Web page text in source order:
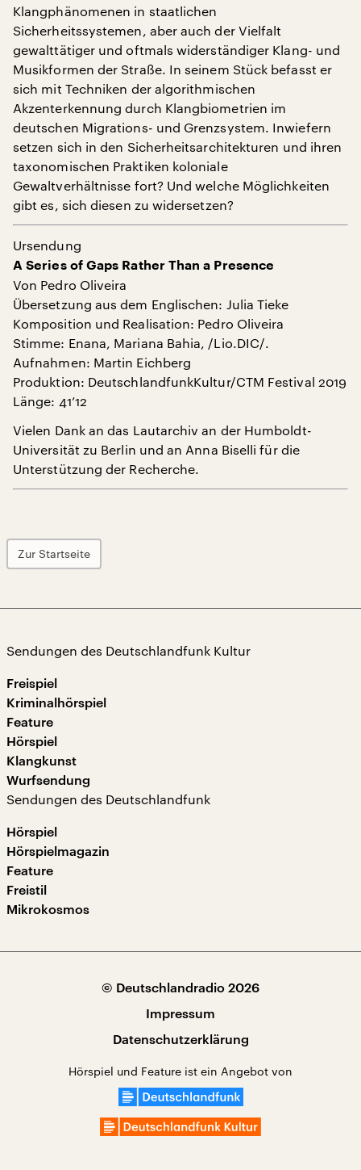
Klangphänomenen in staatlichen
Sicherheitssystemen, aber auch der Vielfalt
gewalttätiger und oftmals widerständiger Klang- und
Musikformen der Straße. In seinem Stück befasst er
sich mit Techniken der algorithmischen
Akzenterkennung durch Klangbiometrien im
deutschen Migrations- und Grenzsystem. Inwiefern
setzen sich in den Sicherheitsarchitekturen und ihren
taxonomischen Praktiken koloniale
Gewaltverhältnisse fort? Und welche Möglichkeiten
gibt es, sich diesen zu widersetzen?
Ursendung
A Series of Gaps Rather Than a Presence
Von Pedro Oliveira
Übersetzung aus dem Englischen: Julia Tieke
Komposition und Realisation: Pedro Oliveira
Stimme: Enana, Mariana Bahia, /Lio.DIC/.
Aufnahmen: Martin Eichberg
Produktion: DeutschlandfunkKultur/CTM Festival 2019
Länge: 41’12
Vielen Dank an das Lautarchiv an der Humboldt-
Universität zu Berlin und an Anna Biselli für die
Unterstützung der Recherche.
Zur Startseite
Sendungen des Deutschlandfunk Kultur
Freispiel
Kriminalhörspiel
Feature
Hörspiel
Klangkunst
Wurfsendung
Sendungen des Deutschlandfunk
Hörspiel
Hörspielmagazin
Feature
Freistil
Mikrokosmos
© Deutschlandradio 2026
Impressum
Datenschutzerklärung
Hörspiel und Feature ist ein Angebot von